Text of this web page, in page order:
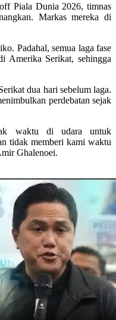
Piala Dunia 2026, timnas
Markas mereka di
Padahal, semua laga fase
Amerika Serikat, sehingga
dua hari sebelum laga.
perdebatan sejak
waktu di udara untuk
tidak memberi kami waktu
Ghalenoei.